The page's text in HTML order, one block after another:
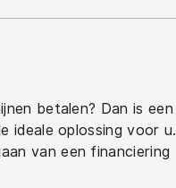
betalen? Dan is een
ideale oplossing voor u.
van een financiering